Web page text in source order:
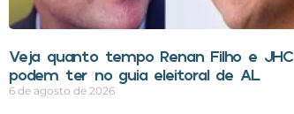
Veja quanto tempo Renan Filho e JHC
podem ter no guia eleitoral de AL
6 de agosto de 2026